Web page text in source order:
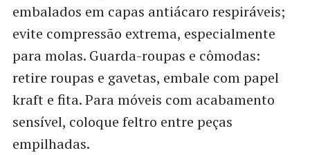
embalados em capas antiácaro respiráveis;
evite compressão extrema, especialmente
para molas. Guarda-roupas e cômodas:
retire roupas e gavetas, embale com papel
kraft e fita. Para móveis com acabamento
sensível, coloque feltro entre peças
empilhadas.